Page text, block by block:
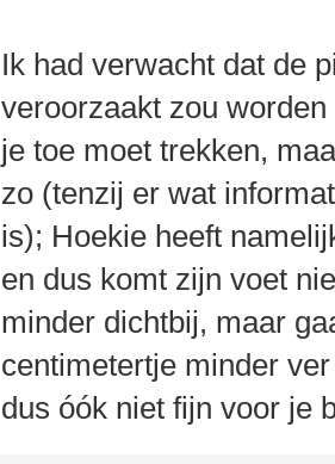
Ik had verwacht dat de
veroorzaakt zou
je toe moet trekken,
zo (tenzij er wat
is); Hoekie heeft
en dus komt zijn voet
minder dichtbij, maar
centimetertje minder
dus óók niet fijn voor je